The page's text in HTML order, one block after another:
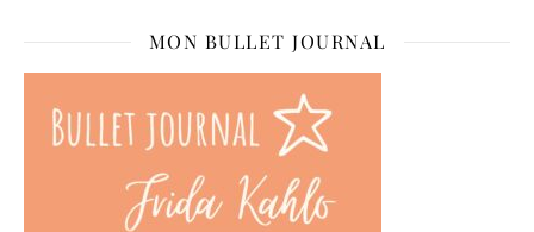
MON BULLET JOURNAL